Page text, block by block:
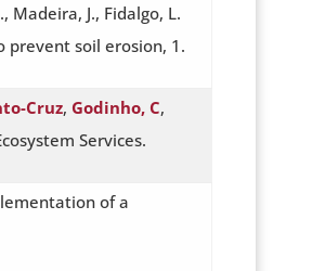
Madeira, J., Fidalgo, L.
prevent soil erosion, 1.
Cruz, Godinho, C,
Services.
of a